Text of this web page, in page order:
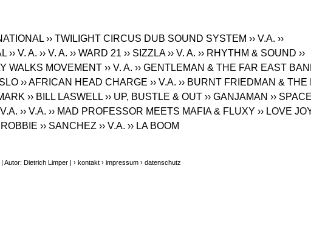
›› TWILIGHT CIRCUS DUB SOUND SYSTEM ›› V.A. ››
›› V. A. ›› V. A. ›› WARD 21 ›› SIZZLA ›› V. A. ›› RHYTHM & SOUND ››
WALKS MOVEMENT ›› V. A. ›› GENTLEMAN & THE FAR EAST
›› AFRICAN HEAD CHARGE ›› V.A. ›› BURNT FRIEDMAN & THE
›› BILL LASWELL ›› UP, BUSTLE & OUT ›› GANJAMAN ›› SPACE
V.A. ›› V.A. ›› MAD PROFESSOR MEETS MAFIA & FLUXY ›› LOVE
›› SANCHEZ ›› V.A. ›› LA BOOM
Dietrich Limper | › kontakt › impressum › datenschutz